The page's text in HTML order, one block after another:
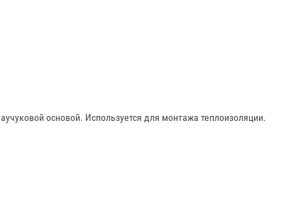
основой. Используется для монтажа теплоизоляции.